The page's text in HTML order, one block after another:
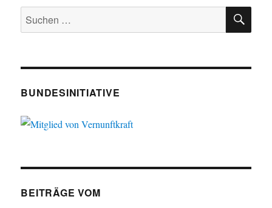
Suche
nach:
BUNDESINITIATIVE
BEITRÄGE VOM